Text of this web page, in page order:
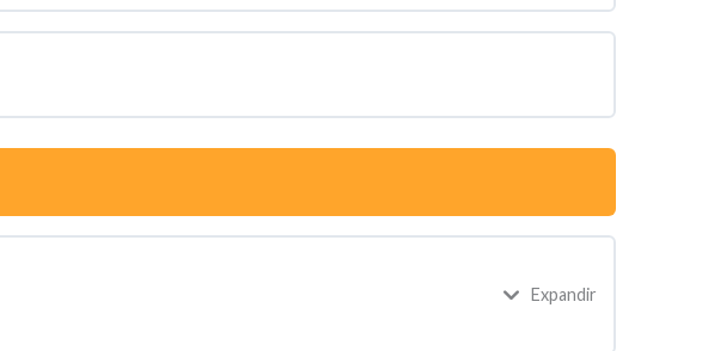
Expandir